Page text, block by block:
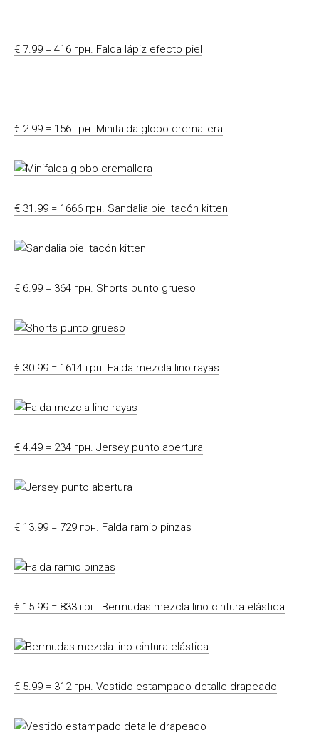
€ 7.99 = 416 грн. Falda lápiz efecto piel
€ 2.99 = 156 грн. Minifalda globo cremallera
€ 31.99 = 1666 грн. Sandalia piel tacón kitten
€ 6.99 = 364 грн. Shorts punto grueso
€ 30.99 = 1614 грн. Falda mezcla lino rayas
€ 4.49 = 234 грн. Jersey punto abertura
€ 13.99 = 729 грн. Falda ramio pinzas
€ 15.99 = 833 грн. Bermudas mezcla lino cintura elástica
€ 5.99 = 312 грн. Vestido estampado detalle drapeado